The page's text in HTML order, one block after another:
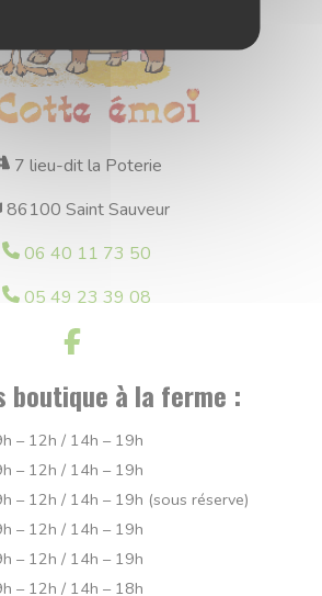
7 lieu-dit la Poterie
86100 Saint Sauveur
06 40 11 73 50
05 49 23 39 08
boutique à la ferme :
– 12h / 14h – 19h
– 12h / 14h – 19h
– 12h / 14h – 19h (sous réserve)
– 12h / 14h – 19h
– 12h / 14h – 19h
– 12h / 14h – 18h